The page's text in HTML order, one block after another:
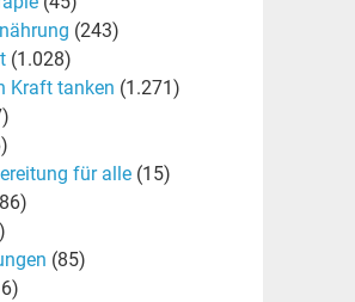
(243)
(1.028)
Kraft tanken (1.271)
für alle(15)
(85)